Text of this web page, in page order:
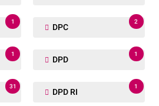
1
DPC
2
1
DPD
1
31
DPD RI
1